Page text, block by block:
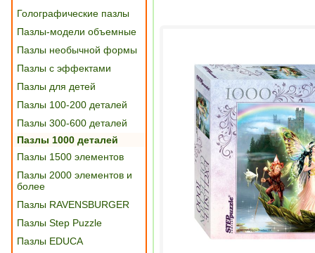
Голографические пазлы
Пазлы-модели объемные
Пазлы необычной формы
Пазлы с эффектами
Пазлы для детей
Пазлы 100-200 деталей
Пазлы 300-600 деталей
Пазлы 1000 деталей
Пазлы 1500 элементов
Пазлы 2000 элементов и
более
Пазлы RAVENSBURGER
Пазлы Step Puzzle
Пазлы EDUCA